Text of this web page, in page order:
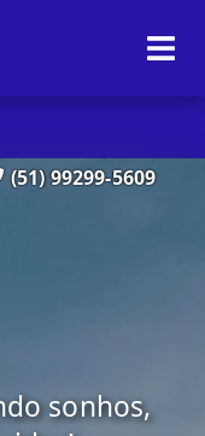
(51) 99299-5609
sonhos,